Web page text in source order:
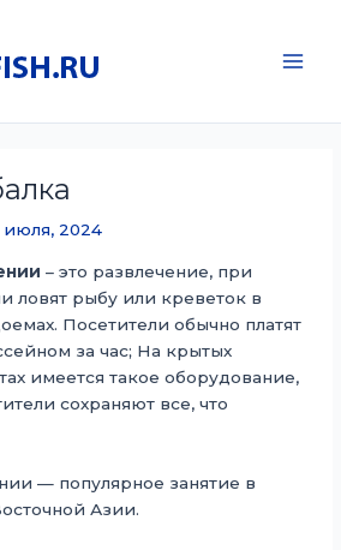
июля, 2024
– это развлечение, при
ловят рыбу или креветок в
Посетители обычно платят
за час; На крытых
имеется такое оборудование,
сохраняют все, что
— популярное занятие в
Азии.